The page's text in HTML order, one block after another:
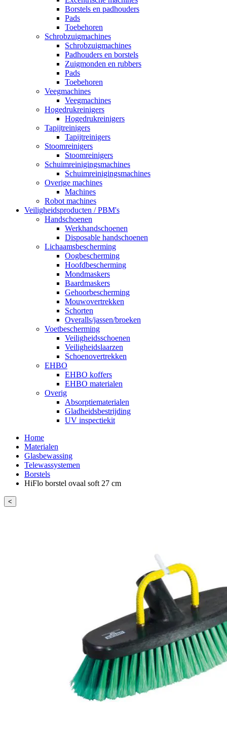
Borstels en padhouders
Pads
Toebehoren
Schrobzuigmachines
Schrobzuigmachines
Padhouders en borstels
Zuigmonden en rubbers
Pads
Toebehoren
Veegmachines
Veegmachines
Hogedrukreinigers
Hogedrukreinigers
Tapijtreinigers
Tapijtreinigers
Stoomreinigers
Stoomreinigers
Schuimreinigingsmachines
Schuimreinigingsmachines
Overige machines
Machines
Robot machines
Veiligheidsproducten / PBM's
Handschoenen
Werkhandschoenen
Disposable handschoenen
Lichaamsbescherming
Oogbescherming
Hoofdbescherming
Mondmaskers
Baardmaskers
Gehoorbescherming
Mouwovertrekken
Schorten
Overalls/jassen/broeken
Voetbescherming
Veiligheidsschoenen
Veiligheidslaarzen
Schoenovertrekken
EHBO
EHBO koffers
EHBO materialen
Overig
Absorptiematerialen
Gladheidsbestrijding
UV inspectiekit
Home
Materialen
Glasbewassing
Telewassystemen
Borstels
HiFlo borstel ovaal soft 27 cm
<